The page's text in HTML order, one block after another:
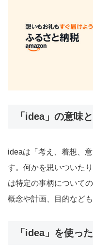
「idea」の意味
ideaは「考え、着想、
す。何かを思いついた
は特定の事柄について
概念や計画、目的なども
「idea」を使っ